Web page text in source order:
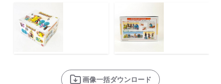
画像一括ダウンロード